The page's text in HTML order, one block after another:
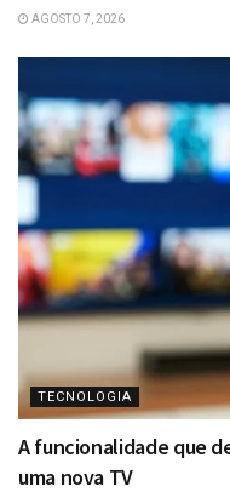
AGOSTO 7, 2026
TECNOLOGIA
A funcionalidade que
uma nova TV